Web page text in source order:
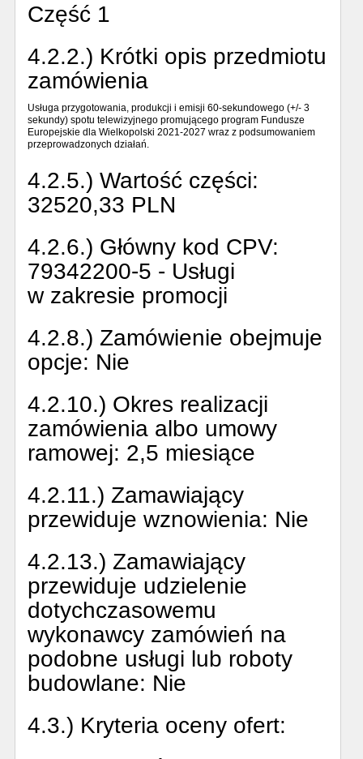
Część 1
4.2.2.) Krótki opis przedmiotu
zamówienia
Usługa przygotowania, produkcji i emisji 60-sekundowego (+/- 3
sekundy) spotu telewizyjnego promującego program Fundusze
Europejskie dla Wielkopolski 2021-2027 wraz z podsumowaniem
przeprowadzonych działań.
4.2.5.) Wartość części:
32520,33 PLN
4.2.6.) Główny kod CPV:
79342200-5 - Usługi
w zakresie promocji
4.2.8.) Zamówienie obejmuje
opcje: Nie
4.2.10.) Okres realizacji
zamówienia albo umowy
ramowej: 2,5 miesiące
4.2.11.) Zamawiający
przewiduje wznowienia: Nie
4.2.13.) Zamawiający
przewiduje udzielenie
dotychczasowemu
wykonawcy zamówień na
podobne usługi lub roboty
budowlane: Nie
4.3.) Kryteria oceny ofert: